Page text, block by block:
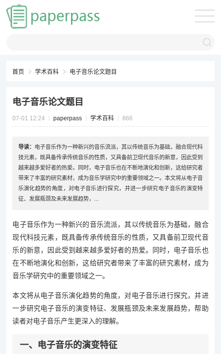
首页 学术百科 电子音乐论文题目
电子音乐论文题目
07-01 12:24 paperpass 学术百科 866
导读：
电子音乐作为一种新兴的音乐流派，其以传统音乐为基础，融合现代科
技元素，既具备传承传统音乐的性质，又具备前卫现代音乐的新意，因此受到
越来越多爱好者的热爱。同时，电子音乐也在不断地演化和创新，这给研究者
带来了丰富的研究素材，成为音乐学研究中的重要领域之一。本文将从电子音
乐演化趋势的角度，对电子音乐进行探究，并进一步研究电子音乐的演变特
征、发展瓶颈及未来发展趋势，...
电子音乐作为一种新兴的音乐流派，其以传统音乐为基础，融合
现代科技元素，既具备传承传统音乐的性质，又具备前卫现代音
乐的新意，因此受到越来越多爱好者的热爱。同时，电子音乐也
在不断地演化和创新，这给研究者带来了丰富的研究素材，成为
音乐学研究中的重要领域之一。
本文将从电子音乐演化趋势的角度，对电子音乐进行探究，并进
一步研究电子音乐的演变特征、发展瓶颈及未来发展趋势，帮助
读者对电子音乐产生更深入的理解。
一、电子音乐的演变特征